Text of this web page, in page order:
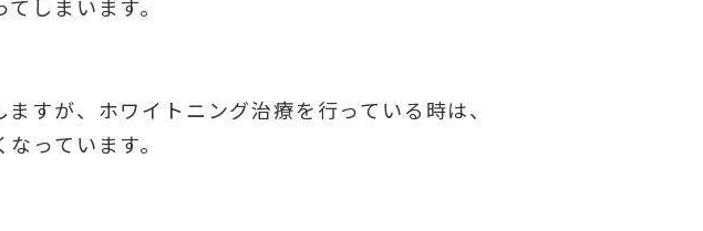
しまいます。
すが、ホワイトニング治療を行っている時は、
っています。